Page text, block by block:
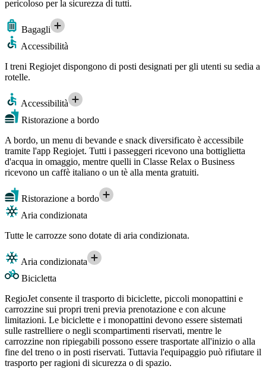
pericoloso per la sicurezza di tutti.
Bagagli
Accessibilità
I treni Regiojet dispongono di posti designati per gli utenti su sedia a
rotelle.
Accessibilità
Ristorazione a bordo
A bordo, un menu di bevande e snack diversificato è accessibile
tramite l'app Regiojet. Tutti i passeggeri ricevono una bottiglietta
d'acqua in omaggio, mentre quelli in Classe Relax o Business
ricevono un caffè italiano o un tè alla menta gratuiti.
Ristorazione a bordo
Aria condizionata
Tutte le carrozze sono dotate di aria condizionata.
Aria condizionata
Bicicletta
RegioJet consente il trasporto di biciclette, piccoli monopattini e
carrozzine sui propri treni previa prenotazione e con alcune
limitazioni. Le biciclette e i monopattini devono essere sistemati
sulle rastrelliere o negli scompartimenti riservati, mentre le
carrozzine non ripiegabili possono essere trasportate all'inizio o alla
fine del treno o in posti riservati. Tuttavia l'equipaggio può rifiutare il
trasporto per ragioni di sicurezza o di spazio.